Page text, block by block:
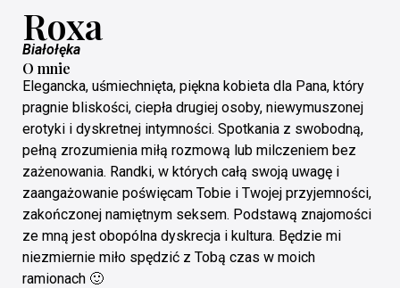
Roxa
Białołęka
O mnie
Elegancka, uśmiechnięta, piękna kobieta dla Pana, który
pragnie bliskości, ciepła drugiej osoby, niewymuszonej
erotyki i dyskretnej intymności. Spotkania z swobodną,
pełną zrozumienia miłą rozmową lub milczeniem bez
zażenowania. Randki, w których całą swoją uwagę i
zaangażowanie poświęcam Tobie i Twojej przyjemności,
zakończonej namiętnym seksem. Podstawą znajomości
ze mną jest obopólna dyskrecja i kultura. Będzie mi
niezmiernie miło spędzić z Tobą czas w moich
ramionach 🙂